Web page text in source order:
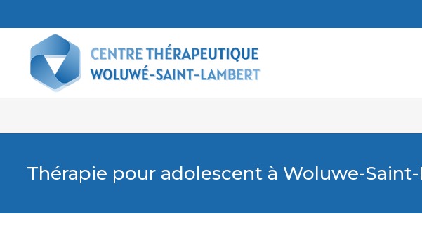
Thérapie pour adolescent à Woluwe-